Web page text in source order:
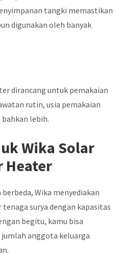
tangki memastikan
digunakan oleh banyak
dirancang untuk pemakaian
rutin, usia pemakaian
lebih.
Wika Solar
Heater
Wika menyediakan
surya dengan kapasitas
begitu, kamu bisa
anggota keluarga